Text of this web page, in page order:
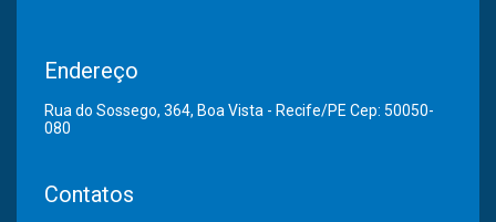
Endereço
Rua do Sossego, 364, Boa Vista - Recife/PE Cep: 50050-
080
Contatos